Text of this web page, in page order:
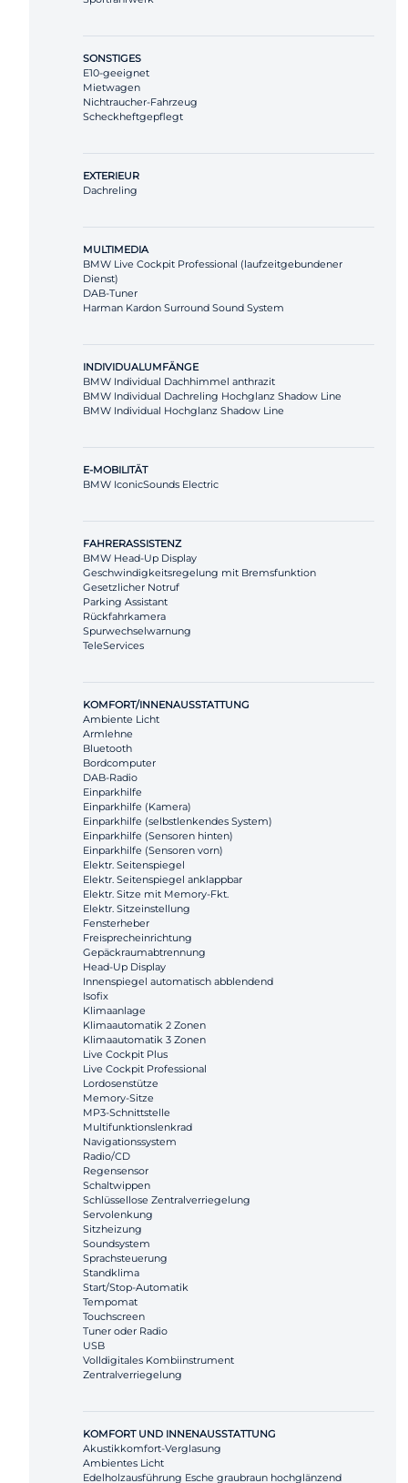
SONSTIGES
E10-geeignet
Mietwagen
Nichtraucher-Fahrzeug
Scheckheftgepflegt
EXTERIEUR
Dachreling
MULTIMEDIA
BMW Live Cockpit Professional (laufzeitgebundener
Dienst)
DAB-Tuner
Harman Kardon Surround Sound System
INDIVIDUALUMFÄNGE
BMW Individual Dachhimmel anthrazit
BMW Individual Dachreling Hochglanz Shadow Line
BMW Individual Hochglanz Shadow Line
E-MOBILITÄT
BMW IconicSounds Electric
FAHRERASSISTENZ
BMW Head-Up Display
Geschwindigkeitsregelung mit Bremsfunktion
Gesetzlicher Notruf
Parking Assistant
Rückfahrkamera
Spurwechselwarnung
TeleServices
KOMFORT/INNENAUSSTATTUNG
Ambiente Licht
Armlehne
Bluetooth
Bordcomputer
DAB-Radio
Einparkhilfe
Einparkhilfe (Kamera)
Einparkhilfe (selbstlenkendes System)
Einparkhilfe (Sensoren hinten)
Einparkhilfe (Sensoren vorn)
Elektr. Seitenspiegel
Elektr. Seitenspiegel anklappbar
Elektr. Sitze mit Memory-Fkt.
Elektr. Sitzeinstellung
Fensterheber
Freisprecheinrichtung
Gepäckraumabtrennung
Head-Up Display
Innenspiegel automatisch abblendend
Isofix
Klimaanlage
Klimaautomatik 2 Zonen
Klimaautomatik 3 Zonen
Live Cockpit Plus
Live Cockpit Professional
Lordosenstütze
Memory-Sitze
MP3-Schnittstelle
Multifunktionslenkrad
Navigationssystem
Radio/CD
Regensensor
Schaltwippen
Schlüssellose Zentralverriegelung
Servolenkung
Sitzheizung
Soundsystem
Sprachsteuerung
Standklima
Start/Stop-Automatik
Tempomat
Touchscreen
Tuner oder Radio
USB
Volldigitales Kombiinstrument
Zentralverriegelung
KOMFORT UND INNENAUSSTATTUNG
Akustikkomfort-Verglasung
Ambientes Licht
Edelholzausführung Esche graubraun hochglänzend